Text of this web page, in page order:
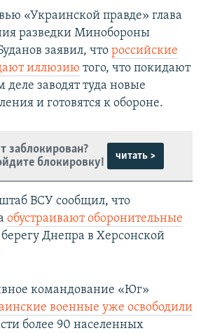
«Украинской правде» глава
разведки Минобороны
заявил, что российские
иллюзию того, что покидают
заводят туда новые
и готовятся к обороне.
заблокирован?
блокировку!
читать >
ВСУ сообщил, что
обустраивают оборонительные
Днепра в Херсонской
командование «Юг»
военные уже освободили
более 90 населенных